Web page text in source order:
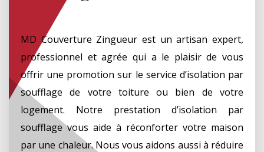
MD Couverture Zingueur est un artisan expert,
professionnel et agrée qui a le plaisir de vous
offrir une promotion sur le service d’isolation par
soufflage de votre toiture ou bien de votre
logement. Notre prestation d’isolation par
soufflage vous aide à réconforter votre maison
par une chaleur. Nous vous aidons aussi à réduire